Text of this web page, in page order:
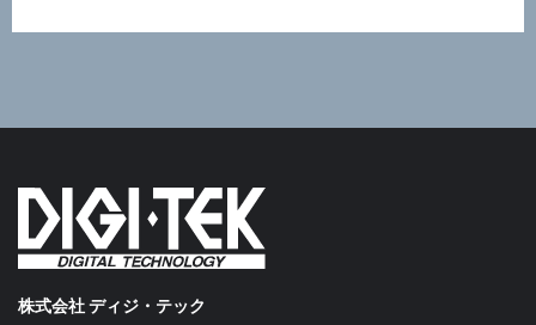
株式会社 ディジ・テック